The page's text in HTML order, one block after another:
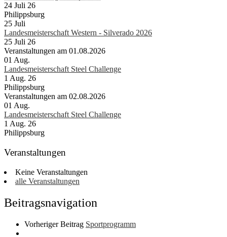
24 Juli 26
Philippsburg
25 Juli
Landesmeisterschaft Western - Silverado 2026
25 Juli 26
Veranstaltungen am 01.08.2026
01 Aug.
Landesmeisterschaft Steel Challenge
1 Aug. 26
Philippsburg
Veranstaltungen am 02.08.2026
01 Aug.
Landesmeisterschaft Steel Challenge
1 Aug. 26
Philippsburg
Veranstaltungen
Keine Veranstaltungen
alle Veranstaltungen
Beitragsnavigation
Vorheriger Beitrag Sportprogramm